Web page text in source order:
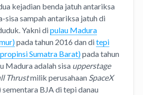
kejadian benda jatuh antariksa
sisa sampah antariksa jatuh di
Yakni dipulau Madura
pada tahun 2016 dan ditepi
Sumatra Barat)pada tahun
Madura adalah sisa upperstage
Thrustmilik perusahaan SpaceX
BJA di tepi danau